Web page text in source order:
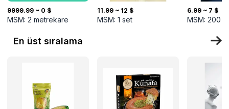
9999.99 ~ 0 $
MSM: 2 metrekare
11.99 ~ 12 $
MSM: 1 set
6.99 ~ 7 $
MSM: 200
En üst sıralama